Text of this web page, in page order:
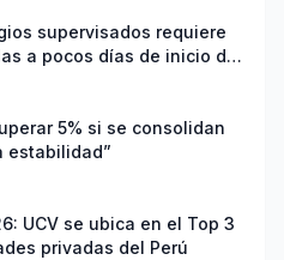
supervisados requiere
a pocos días de inicio del
5% si se consolidan
estabilidad”
UCV se ubica en el Top 3
privadas del Perú